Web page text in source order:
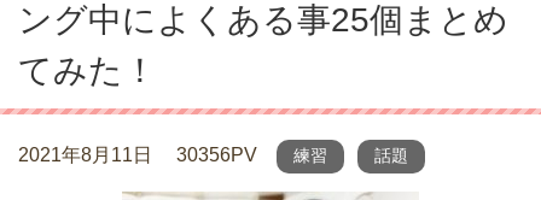
ング中によくある事25個まとめ
てみた！
2021年8月11日 30356PV 練習 話題